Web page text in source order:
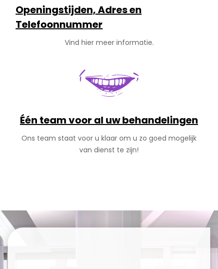
Openingstijden, Adres en
Telefoonnummer
Vind hier meer informatie.
Één team voor al uw behandelingen
Ons team staat voor u klaar om u zo goed mogelijk
van dienst te zijn!